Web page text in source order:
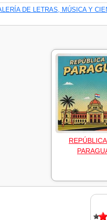
DE LETRAS, MÚSICA Y
REPÚBLICA